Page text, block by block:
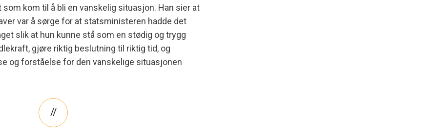
kom til å bli en vanskelig situasjon. Han sier at
var å sørge for at statsministeren hadde det
slik at hun kunne stå som en stødig og trygg
gjøre riktig beslutning til riktig tid, og
og forståelse for den vanskelige situasjonen